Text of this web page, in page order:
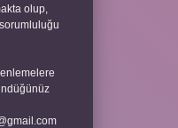
olup,